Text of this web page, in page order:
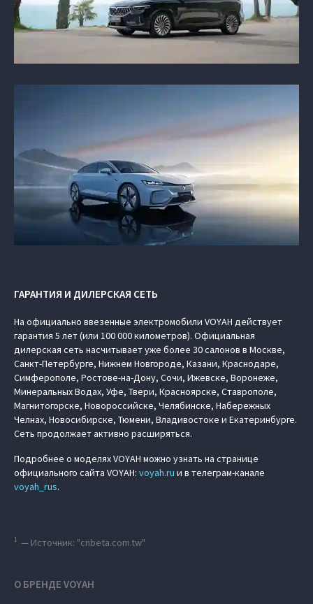
ГАРАНТИЯ И ДИЛЕРСКАЯ СЕТЬ
На официально ввезенные электромобили VOYAH действует
гарантия 5 лет (или 100 000 километров). Официальная
дилерская сеть насчитывает уже более 30 салонов в Москве,
Санкт-Петербурге, Нижнем Новгороде, Казани, Краснодаре,
Симферополе, Ростове-на-Дону, Сочи, Ижевске, Воронеже,
Минеральных Водах, Уфе, Твери, Красноярске, Ставрополе,
Магнитогорске, Новороссийске, Челябинске, Набережных
Челнах, Новосибирске, Тюмени, Владивостоке и Екатеринбурге.
Сеть продолжает активно расширяться.
Подробнее о моделях VOYAH можно узнать на странице
официального сайта VOYAH: voyah.ru и в телеграм-канале
voyah_rus.
1 — Источник: "cnbeta.com.tw"
О БРЕНДЕ VOYAH